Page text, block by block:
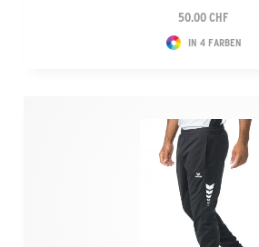
50.00 CHF
IN 4 FARBEN